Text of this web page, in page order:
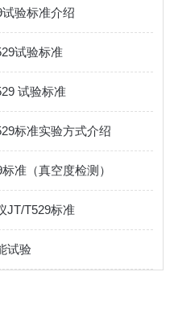
验标准介绍
试验标准
试验标准
标准实验方式介绍
准（真空度检测）
JT/T529标准
试验